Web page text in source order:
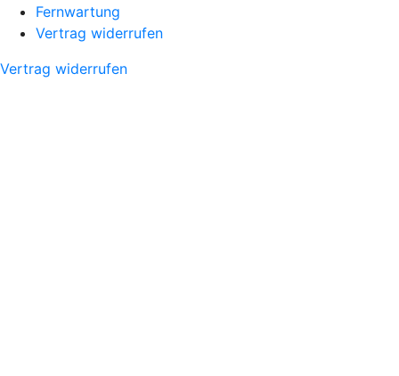
Fernwartung
Vertrag widerrufen
Vertrag widerrufen